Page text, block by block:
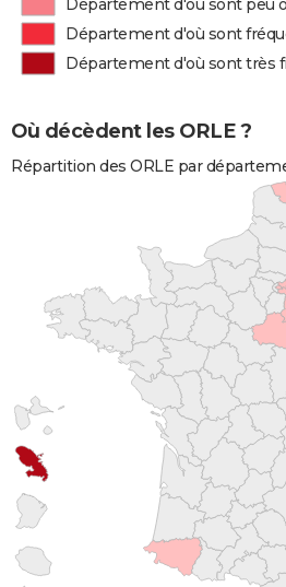
Département d'où sont peu
Département d'où sont
Département d'où sont très
Où décèdent les ORLE ?
Répartition des ORLE par